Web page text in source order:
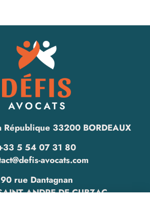
République 33200 BORDEAUX
5 54 07 31 80
avocats.com
90 rue Dantagnan
ANDRE DE CUBZAC